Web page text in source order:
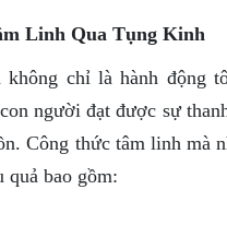
Linh Qua Tụng Kinh
không chỉ là hành động
người đạt được sự
Công thức tâm linh mà
quả bao gồm: